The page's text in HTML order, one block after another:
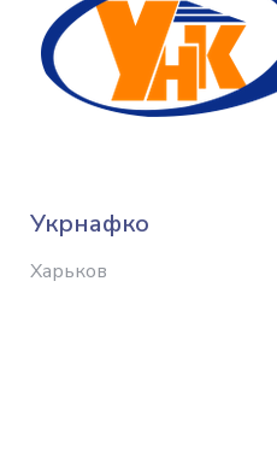
Укрнафко
Харьков